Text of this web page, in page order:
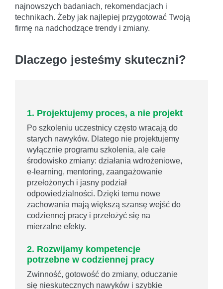
najnowszych badaniach, rekomendacjach i
technikach. Żeby jak najlepiej przygotować Twoją
firmę na nadchodzące trendy i zmiany.
Dlaczego jesteśmy skuteczni?
1. Projektujemy proces, a nie projekt
Po szkoleniu uczestnicy często wracają do
starych nawyków. Dlatego nie projektujemy
wyłącznie programu szkolenia, ale całe
środowisko zmiany: działania wdrożeniowe,
e-learning, mentoring, zaangażowanie
przełożonych i jasny podział
odpowiedzialności. Dzięki temu nowe
zachowania mają większą szansę wejść do
codziennej pracy i przełożyć się na
mierzalne efekty.
2. Rozwijamy kompetencje
potrzebne w codziennej pracy
Zwinność, gotowość do zmiany, oduczanie
się nieskutecznych nawyków i szybkie